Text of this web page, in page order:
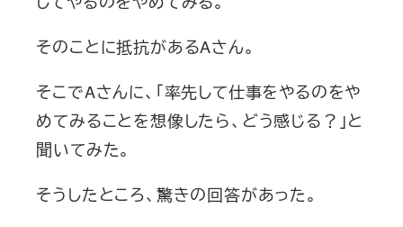
そのことに抵抗があるAさん。
そこでAさんに、「率先して仕事をやるのをや
めてみることを想像したら、どう感じる？」と
聞いてみた。
そうしたところ、驚きの回答があった。